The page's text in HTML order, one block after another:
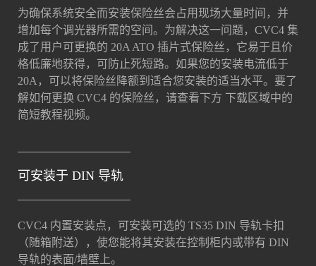
为确保系统安全而安装保险丝会占用现场大量时间，并
增加每个调光器所需的空间。为解决这一问题，CVC4 集
成了用户可更换的 20A ATO 插片式保险丝，它易于且价
格低廉地获得，可防止死短路。如果您的安装电流低于
20A，可以将保险丝降额到适合您安装的适当水平。要了
解如何更换 CVC4 的保险丝，请查看下方 下载区域中的
简短教程视频。
可安装于 DIN 导轨
CVC4 内置安装点，可安装可选的 TS35 DIN 导轨卡扣
（随箱附送），使您能将其安装在控制柜内或带有 DIN
导轨的表面/墙壁上。